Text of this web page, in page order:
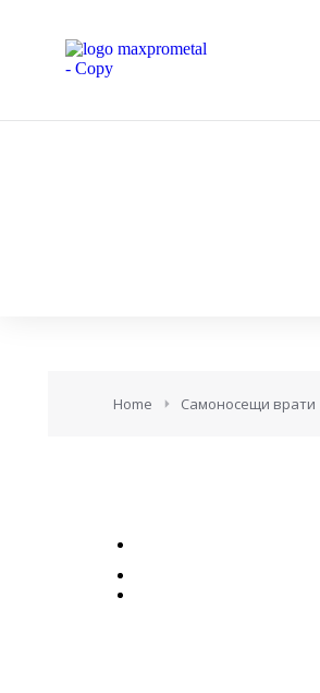
You are here:
Home Самоносещи врати